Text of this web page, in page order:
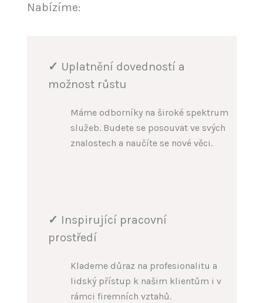
Nabízíme:
✓ Uplatnění dovedností a
možnost růstu
Máme odborníky na široké spektrum
služeb. Budete se posouvat ve svých
znalostech a naučíte se nové věci.
✓ Inspirující pracovní
prostředí
Klademe důraz na profesionalitu a
lidský přístup k našim klientům i v
rámci firemních vztahů.